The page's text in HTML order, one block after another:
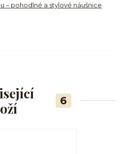
– pohodlné a stylové náušnice
6